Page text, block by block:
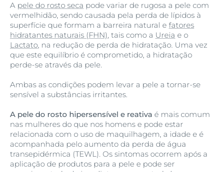
A pele do rosto seca pode variar de rugosa a pele com
vermelhidão, sendo causada pela perda de lípidos à
superfície que formam a barreira natural e fatores
hidratantes naturais (FHN), tais como a Ureia e o
Lactato, na redução de perda de hidratação. Uma vez
que este equilíbrio é comprometido, a hidratação
perde-se através da pele.
Ambas as condições podem levar a pele a tornar-se
sensível a substâncias irritantes.
A pele do rosto hipersensível e reativa é mais comum
nas mulheres do que nos homens e pode estar
relacionada com o uso de maquilhagem, a idade e é
acompanhada pelo aumento da perda de água
transepidérmica (TEWL). Os sintomas ocorrem após a
aplicação de produtos para a pele e pode ser